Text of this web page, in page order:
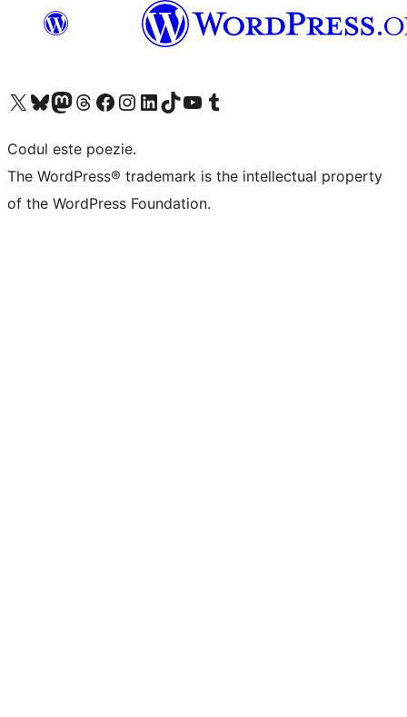
Mergi la contul nostru X (fost Twitter)
Vizitează contul nostru Bluesky
Vizitează contul nostru Mastodon
Vizitează contul nostru Threads
Vizitează pagina noastră Facebook
Vizitează-ne pe Instagram
Vizitează-ne pe LinkedIn
Vizitează contul nostru TikTok
Vizitează canalul nostru YouTube
Vizitează contul nostru Tumblr
Codul este poezie.
The WordPress® trademark is the intellectual property
of the WordPress Foundation.